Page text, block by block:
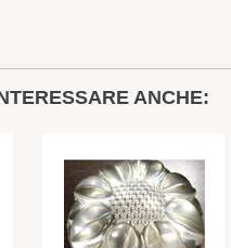
ANCHE: